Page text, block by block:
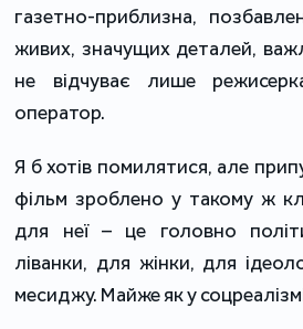
газетно-приблизна,
живих, значущих деталей,
не відчуває лише
оператор.
Я б хотів помилятися, але
фільм зроблено у такому ж
для неї – це головно
ліванки, для жінки, для
месиджу. Майже як у